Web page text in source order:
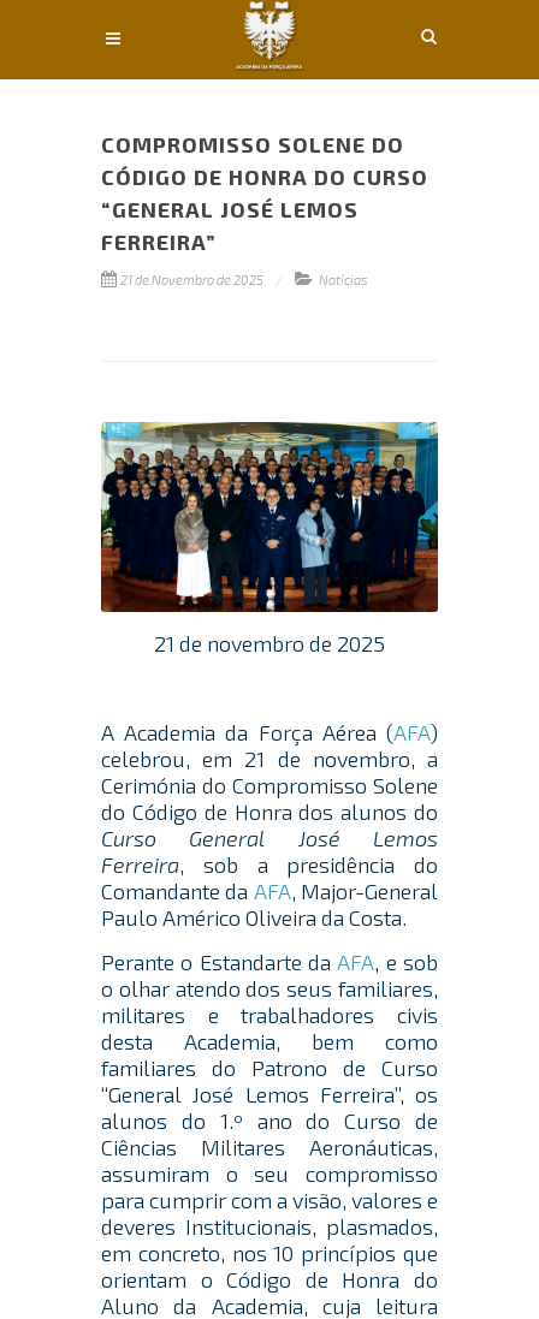
COMPROMISSO SOLENE DO
CÓDIGO DE HONRA DO CURSO
“GENERAL JOSÉ LEMOS
FERREIRA”
21 de Novembro de 2025 Notícias
21 de novembro de 2025
A Academia da Força Aérea (AFA)
celebrou, em 21 de novembro, a
Cerimónia do Compromisso Solene
do Código de Honra dos alunos do
Curso General José Lemos
Ferreira, sob a presidência do
Comandante da AFA, Major-General
Paulo Américo Oliveira da Costa.
Perante o Estandarte daAFA, e sob
o olhar atendo dos seus familiares,
militares e trabalhadores civis
desta Academia, bem como
familiares do Patrono de Curso
“General José Lemos Ferreira”, os
alunos do 1.º ano do Curso de
Ciências Militares Aeronáuticas,
assumiram o seu compromisso
para cumprir com a visão, valores e
deveres Institucionais, plasmados,
em concreto, nos 10 princípios que
orientam o Código de Honra do
Aluno da Academia, cuja leitura